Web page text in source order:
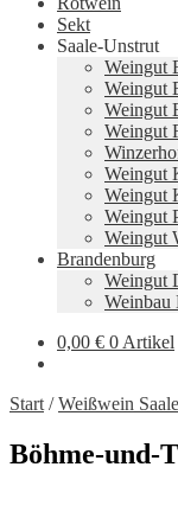
Sekt
Saale-Unstrut
Weingut
Weingut
Weingut
Weingut
Weingut
Weingut
Weingut
Weingut
Brandenburg
Weingut
Weinbau
0,00 € 0 Artikel
Start /Weißwein
Böhme-und-